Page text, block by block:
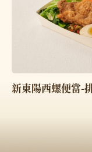
新東陽西螺便當-